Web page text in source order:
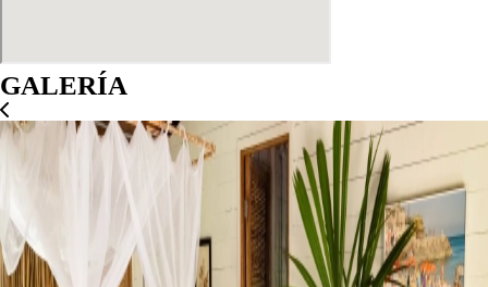
GALERÍA